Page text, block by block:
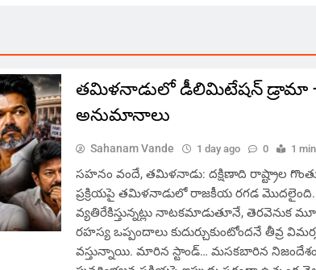
తమిళనాడులో డీలిమిటేషన్ డ్రామా
అనుమానాలు
Sahanam Vande 1 day ago 0 1
సహనం వందే, తమిళనాడు: దక్షిణాది రాష్ట్రాల
ప్రక్రియపై తమిళనాడులో రాజకీయ రగడ మొదలైంది.
వ్యతిరేకిస్తున్నట్లు నాటకమాడుతూనే, తెరవెనుక
రహస్య ఒప్పందాలు కుదుర్చుకుంటోందనే తీవ్ర
వస్తున్నాయి. మారిన స్టాండ్… మసకబారిన